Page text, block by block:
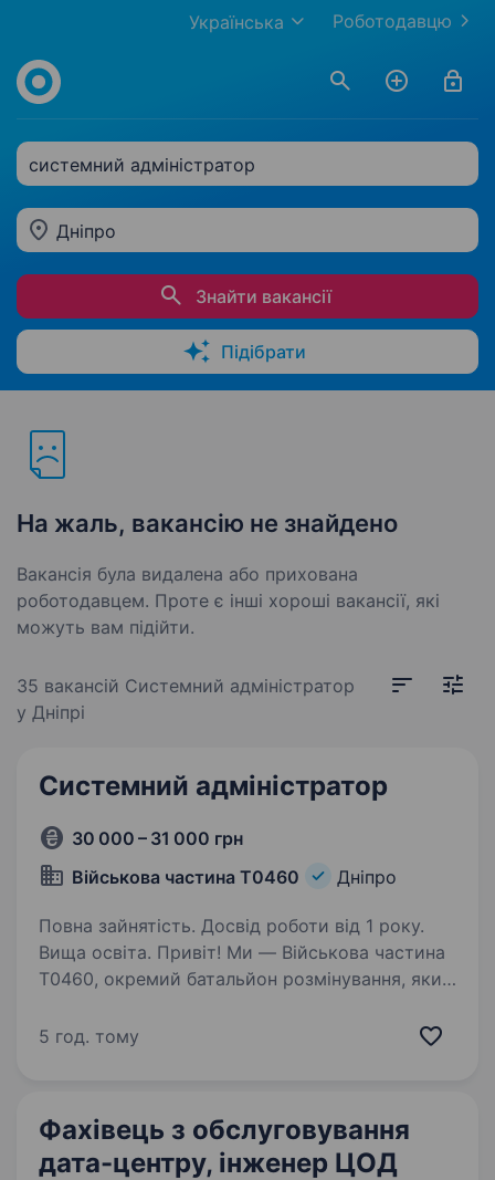
Роботодавцю
Українська
системний адміністратор
Дніпро
Знайти вакансії
Підібрати
На жаль, вакансію не знайдено
Вакансія була видалена або прихована
роботодавцем. Проте є інші хороші вакансії, які
можуть вам підійти.
35 вакансій Системний адміністратор
у Дніпрі
Системний адміністратор
30 000 – 31 000 грн
Військова частина Т0460
Дніпро
Повна зайнятість. Досвід роботи від 1 року.
Вища освіта. Привіт! Ми — Військова частина
Т0460, окремий батальйон розмінування, який
очищаючи деокуповані території від
5 год. тому
Фахівець з обслуговування
дата-центру, інженер ЦОД